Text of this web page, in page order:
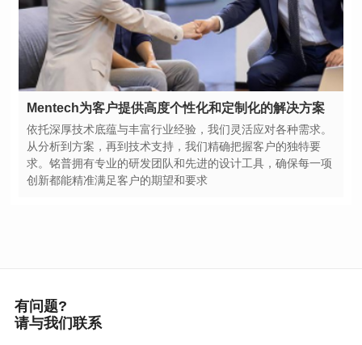
Mentech为客户提供高度个性化和定制化的解决方案
创新都能精准满足客户的期望和要求
有问题?
请与我们联系